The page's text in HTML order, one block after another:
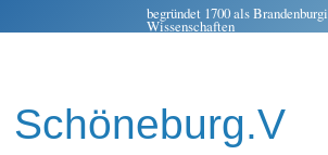
begründet 1700 als
Wissenschaften
Schöneburg.V